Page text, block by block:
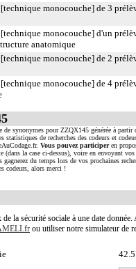
monocouche] de 3
monocouche] d'un
anatomique
monocouche] de 2
monocouche] de 4
de synonymes pour ZZQX145 générée à partir
statistiques de recherches des codeurs et
Vous pouvez participeren
(dans la case ci-dessus), voire en envoyant vos
gagnerez du temps lors de vos prochaines
codeurs, alors merci !
de la sécurité sociale à une date
ou utiliser notre simulateur de